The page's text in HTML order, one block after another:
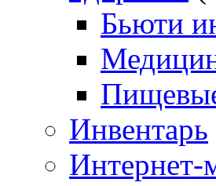
Бьюти
Инвентарь
Интернет-